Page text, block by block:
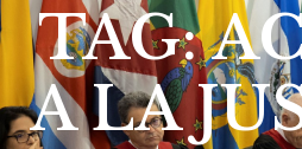
TAG:
A LA